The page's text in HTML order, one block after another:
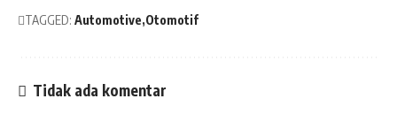
TAGGED: Automotive Otomotif
Tidak ada komentar